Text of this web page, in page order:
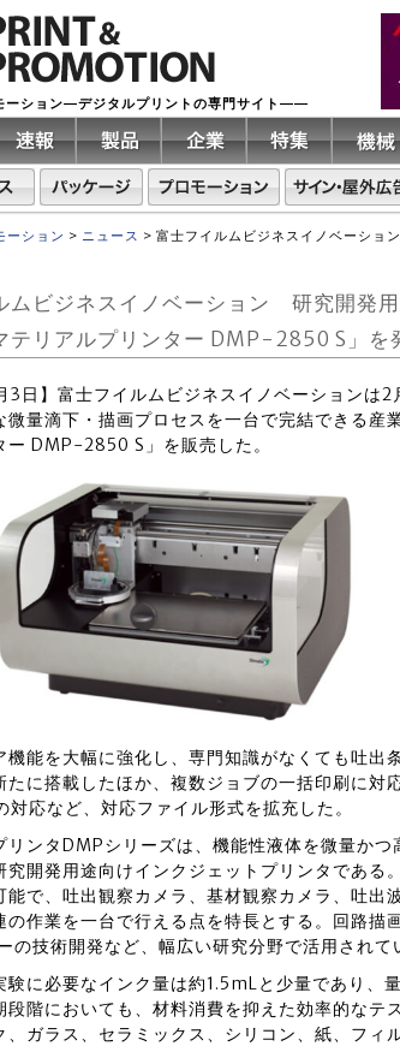
ーション―デジタルプリントの専門サイト――
ーション > ニュース > 富士フイルムビジネスイノベーシ
ムビジネスイノベーション 研究開発
テリアルプリンター DMP-2850 S」を
3日】富士フイルムビジネスイノベーションは
微量滴下・描画プロセスを一台で完結できる産
ー DMP-2850 S」を販売した。
機能を大幅に強化し、専門知識がなくても吐出
たに搭載したほか、複数ジョブの一括印刷に対
対応など、対応ファイル形式を拡充した。
リンタDMPシリーズは、機能性液体を微量か
究開発用途向けインクジェットプリンタである。
能で、吐出観察カメラ、基材観察カメラ、吐出
の作業を一台で行える点を特長とする。回路描
の技術開発など、幅広い研究分野で活用されて
験に必要なインク量は約1.5mLと少量であり、
段階においても、材料消費を抑えた効率的なテ
、ガラス、セラミックス、シリコン、紙、フィ